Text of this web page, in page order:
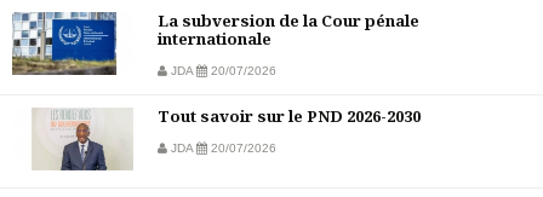
La subversion de la Cour pénale
internationale
JDA 20/07/2026
Tout savoir sur le PND 2026-2030
JDA 20/07/2026